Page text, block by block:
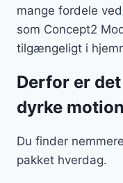
mange fordele
som Concept2
tilgængeligt i
Derfor er
dyrke
Du finder
pakket hverdag.